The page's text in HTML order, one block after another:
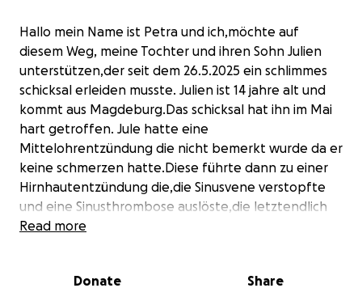
Hallo mein Name ist Petra und ich,möchte auf
diesem Weg, meine Tochter und ihren Sohn Julien
unterstützen,der seit dem 26.5.2025 ein schlimmes
schicksal erleiden musste. Julien ist 14 jahre alt und
kommt aus Magdeburg.Das schicksal hat ihn im Mai
hart getroffen. Jule hatte eine
Mittelohrentzündung die nicht bemerkt wurde da er
keine schmerzen hatte.Diese führte dann zu einer
Hirnhautentzündung die,die Sinusvene verstopfte
und eine Sinusthrombose auslöste,die letztendlich
zu mehreren Schlaganfällen führte,mit seinen zu
Read more
Donate Share